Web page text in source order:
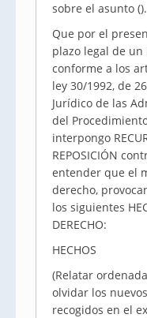
sobre el asunto ().
Que por el
plazo legal de
conforme a los
ley 30/1992, de
Jurídico de las
del
interpongo
REPOSICIÓN
entender que el
derecho,
los siguientes
DERECHO:
HECHOS
(Relatar
olvidar los
recogidos en el